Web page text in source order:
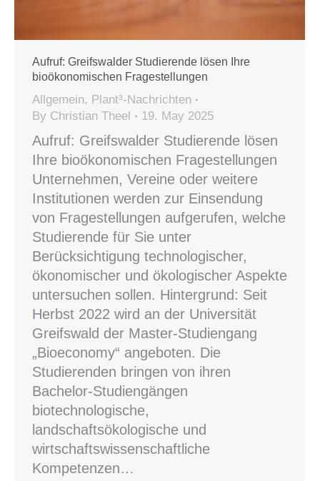
Aufruf: Greifswalder Studierende lösen Ihre
bioökonomischen Fragestellungen
Allgemein, Plant³-Nachrichten
By Christian Theel 19. May 2025
Aufruf: Greifswalder Studierende lösen
Ihre bioökonomischen Fragestellungen
Unternehmen, Vereine oder weitere
Institutionen werden zur Einsendung
von Fragestellungen aufgerufen, welche
Studierende für Sie unter
Berücksichtigung technologischer,
ökonomischer und ökologischer Aspekte
untersuchen sollen. Hintergrund: Seit
Herbst 2022 wird an der Universität
Greifswald der Master-Studiengang
„Bioeconomy“ angeboten. Die
Studierenden bringen von ihren
Bachelor-Studiengängen
biotechnologische,
landschaftsökologische und
wirtschaftswissenschaftliche
Kompetenzen…